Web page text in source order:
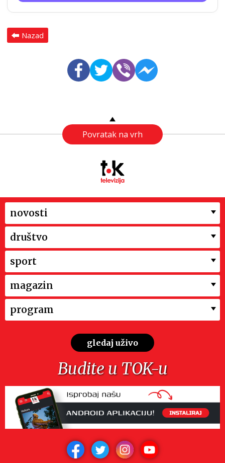
Nazad
Povratak na vrh
novosti
društvo
sport
magazin
program
gledaj uživo
Budite u TOK-u